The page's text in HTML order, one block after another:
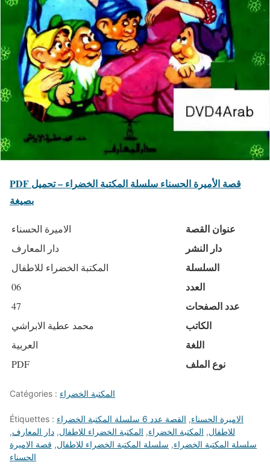
PDF قصة الأميرة الحسناء سلسلة المكتبة الخضراء – تحميل
بصيغة
الاميرة الحسناء عنوان القصة
دار المعارف دار النشر
المكتبة الخضراء للاطفال السلسلة
06 العدد
47 عدد الصفحات
محمد عطية الابراشي الكاتب
العربية اللغة
PDF نوع الملف
Catégories : المكتبة الخضراء
Étiquettes : الاميرة الحسناء,
القصة عدد 6 سلسلة المكتبة الخضراء
للاطفال, المكتبة الخضراء, المكتبة الخضراء للاطفال, دار المعارف,
سلسلة المكتبة الخضراء, سلسلة المكتبة الخضراء للاطفال, قصة الاميرة
الحسناء